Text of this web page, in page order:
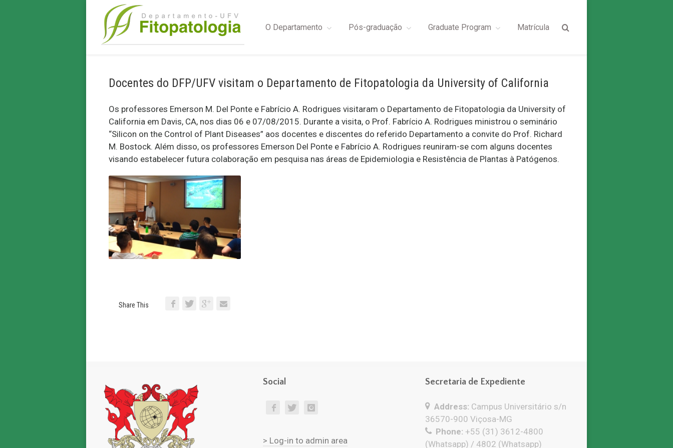
O Departamento Pós-graduação Graduate Program Matrícula
Docentes do DFP/UFV visitam o Departamento de Fitopatologia da University of California
Os professores Emerson M. Del Ponte e Fabrício A. Rodrigues visitaram o Departamento de Fitopatologia da University of
California em Davis, CA, nos dias 06 e 07/08/2015. Durante a visita, o Prof. Fabrício A. Rodrigues ministrou o seminário
“Silicon on the Control of Plant Diseases” aos docentes e discentes do referido Departamento a convite do Prof. Richard
M. Bostock. Além disso, os professores Emerson Del Ponte e Fabrício A. Rodrigues reuniram-se com alguns docentes
visando estabelecer futura colaboração em pesquisa nas áreas de Epidemiologia e Resistência de Plantas à Patógenos.
Share This
Social
> Log-in to admin area
Secretaria de Expediente
Address: Campus Universitário s/n
36570-900 Viçosa-MG
Phone: +55 (31) 3612-4800
(Whatsapp) / 4802 (Whatsapp)